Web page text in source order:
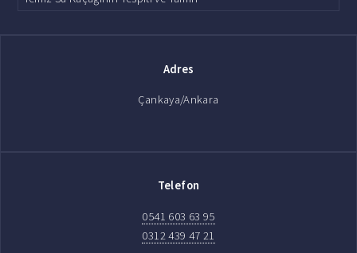
Adres
Çankaya/Ankara
Telefon
0541 603 63 95
0312 439 47 21